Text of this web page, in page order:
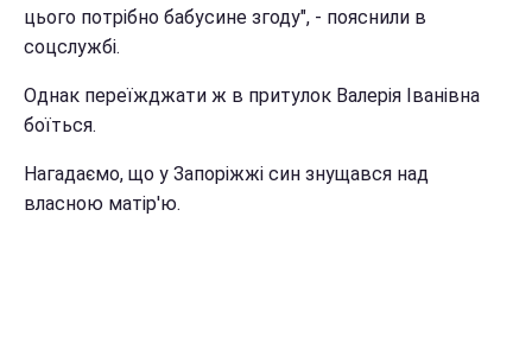
цього потрібно бабусине згоду", - пояснили в
соцслужбі.
Однак переїжджати ж в притулок Валерія Іванівна
боїться.
Нагадаємо, що у Запоріжжі син знущався над
власною матір'ю.